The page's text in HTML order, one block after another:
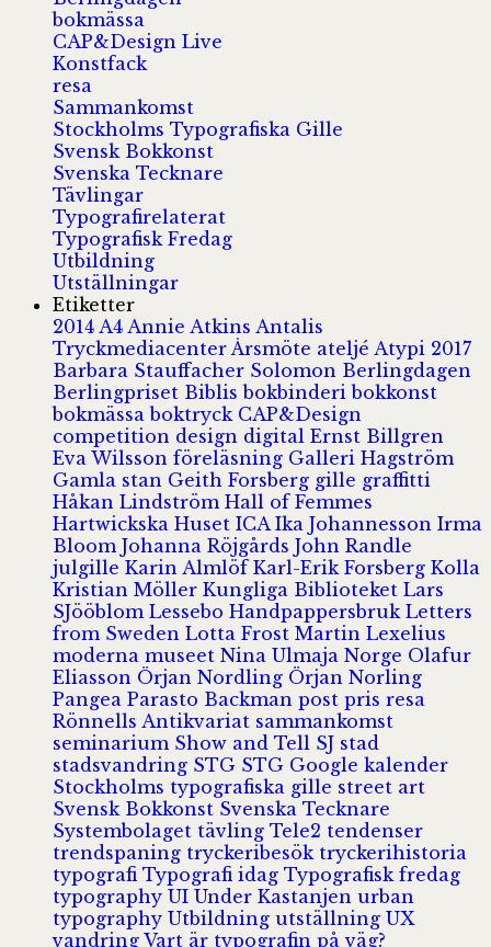
bokmässa
CAP&Design Live
Konstfack
resa
Sammankomst
Stockholms Typografiska Gille
Svensk Bokkonst
Svenska Tecknare
Tävlingar
Typografirelaterat
Typografisk Fredag
Utbildning
Utställningar
Etiketter
2014 A4 Annie Atkins Antalis
Tryckmediacenter Årsmöte ateljé Atypi 2017
Barbara Stauffacher Solomon Berlingdagen
Berlingpriset Biblisbokbinderibokkonst
bokmässaboktryck CAP&Design
competition design digital Ernst Billgren
Eva Wilsson föreläsning Galleri Hagström
Gamla stan Geith Forsberg gille graffitti
Håkan Lindström Hall of Femmes
Hartwickska Huset ICA Ika Johannesson Irma
Bloom Johanna Röjgårds John Randle
julgille Karin Almlöf Karl-Erik Forsberg Kolla
Kristian Möller Kungliga Biblioteket Lars
SJööblom Lessebo Handpappersbruk Letters
from Sweden Lotta Frost Martin Lexelius
moderna museet Nina Ulmaja Norge Olafur
Eliasson Örjan Nordling Örjan Norling
Pangea Parasto Backman post pris resa
Rönnells Antikvariat sammankomst
seminarium Show and Tell SJ stad
stadsvandring STG STG Google kalender
Stockholms typografiska gille street art
Svensk Bokkonst Svenska Tecknare
Systembolaget tävling Tele2 tendenser
trendspaning tryckeribesök tryckerihistoria
typografi Typografi idag Typografisk fredag
typography UI Under Kastanjen urban
typography Utbildning utställning UX
vandring Vart är typografin på väg?